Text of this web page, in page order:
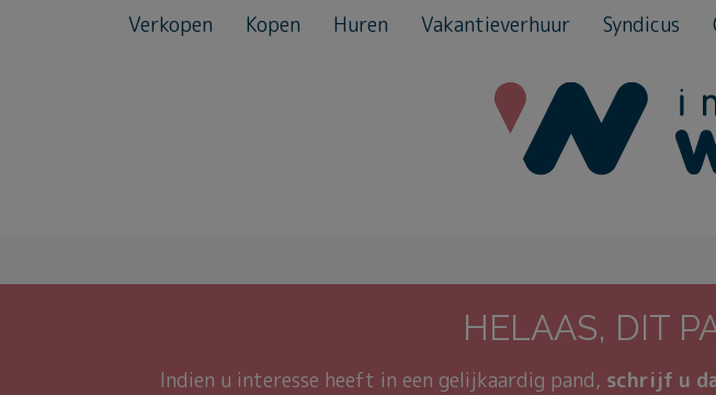
Verkopen Kopen Huren Vakantieverhuur Syndicus
HELAAS, DIT
Indien u interesse heeft in een gelijkaardig pand, schrijf u